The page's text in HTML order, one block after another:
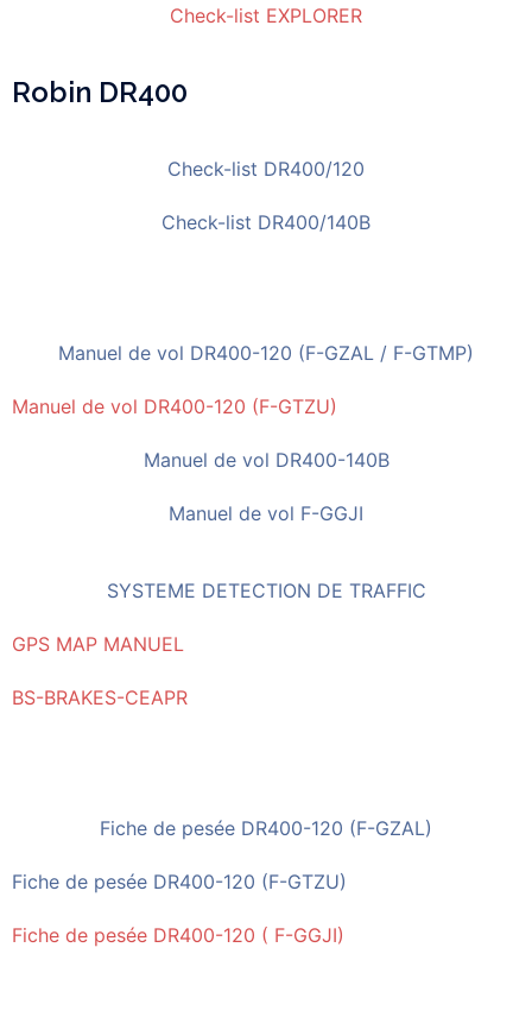
Check-list EXPLORER
Robin DR400
Check-list DR400/120
Check-list DR400/140B
Manuel de vol DR400-120 (F-GZAL / F-GTMP)
Manuel de vol DR400-120 (F-GTZU)
Manuel de vol DR400-140B
Manuel de vol F-GGJI
SYSTEME DETECTION DE TRAFFIC
GPS MAP MANUEL
BS-BRAKES-CEAPR
Fiche de pesée DR400-120 (F-GZAL)
Fiche de pesée DR400-120 (F-GTZU)
Fiche de pesée DR400-120 ( F-GGJI)